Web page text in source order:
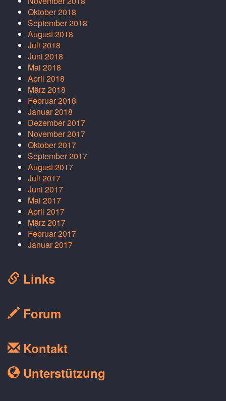
Oktober 2018
September 2018
August 2018
Juli 2018
Juni 2018
Mai 2018
April 2018
März 2018
Februar 2018
Januar 2018
Dezember 2017
November 2017
Oktober 2017
September 2017
August 2017
Juli 2017
Juni 2017
Mai 2017
April 2017
März 2017
Februar 2017
Januar 2017
Links
Forum
Kontakt
Unterstützung